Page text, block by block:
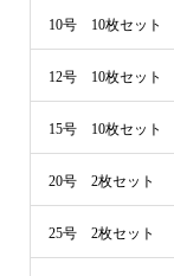
10号 10枚セット
12号 10枚セット
15号 10枚セット
20号 2枚セット
25号 2枚セット